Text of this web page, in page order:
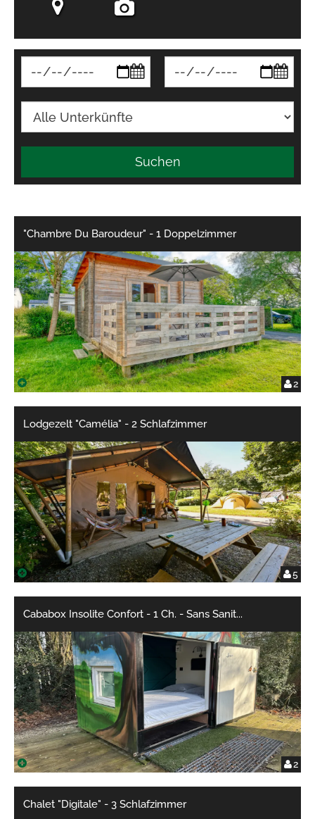
Suchen
2
"Chambre Du Baroudeur" - 1 Doppelzimmer
5
Lodgezelt "Camélia" - 2 Schlafzimmer
2
Cababox Insolite Confort - 1 Ch. - Sans Sanit...
Chalet "Digitale" - 3 Schlafzimmer